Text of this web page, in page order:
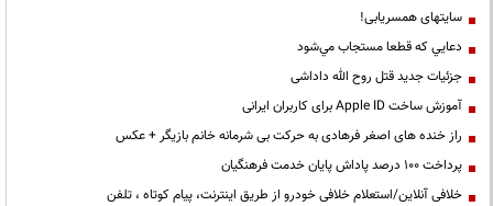
سایتهای همسریابی!
دعايي كه قطعا مستجاب مي‌شود
جزئیات جدید قتل روح الله داداشی
آموزش ساخت Apple ID برای کاربران ایرانی
راز خنده های اصغر فرهادی به حرکت بی شرمانه خانم بازیگر + عکس
پرداخت ۱۰۰ درصد پاداش پایان خدمت فرهنگیان
خلافی آنلاین/استعلام خلافی خودرو از طریق اینترنت، پیام کوتاه ، تلفن